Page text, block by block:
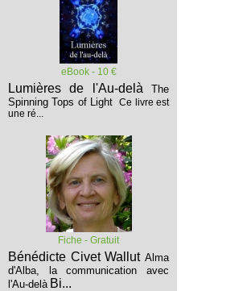
eBook - 10 €
Lumières de l'Au-delà The
Spinning Tops of Light Ce livre est
une ré...
Fiche - Gratuit
Bénédicte Civet Wallut Alma
d'Alba, la communication avec
l'Au-delà Bi...